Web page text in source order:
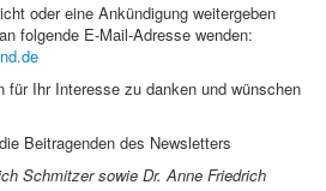
oder eine Ankündigung weitergeben
folgende E-Mail-Adresse wenden:
für Ihr Interesse zu danken und wünschen
Beitragenden des Newsletters
Schmitzer sowie Dr. Anne Friedrich